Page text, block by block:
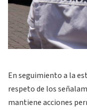
En seguimiento a la
respeto de los
mantiene acciones